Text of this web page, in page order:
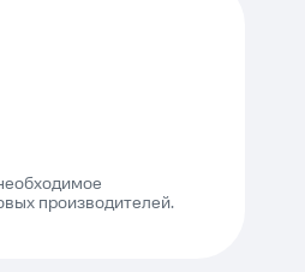
производителей.